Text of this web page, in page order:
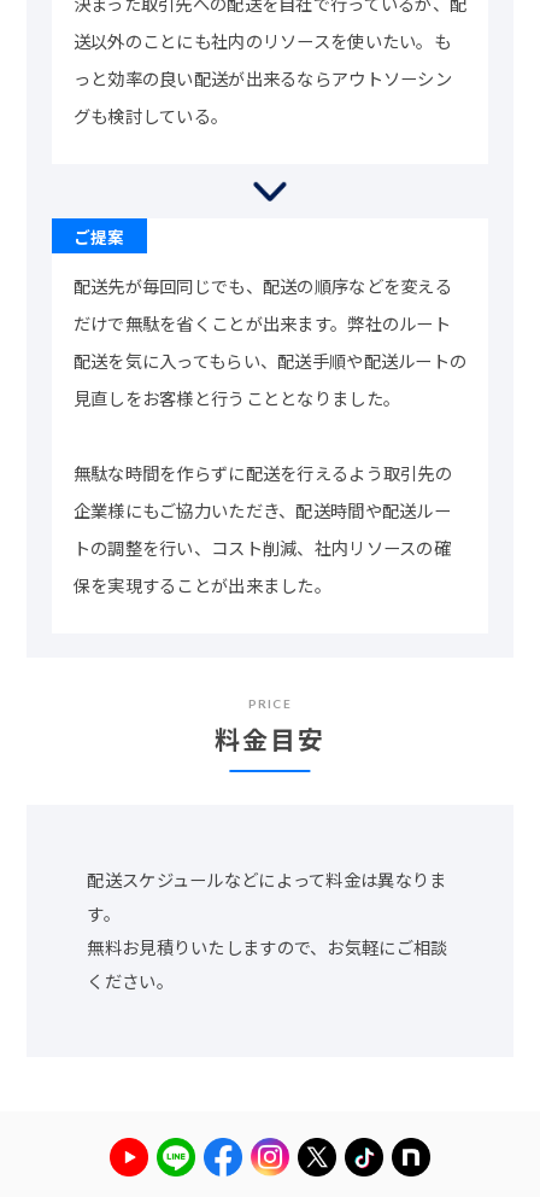
送以外のことにも社内のリソースを使いたい。も
っと効率の良い配送が出来るならアウトソーシン
グも検討している。
配送先が毎回同じでも、配送の順序などを変える
だけで無駄を省くことが出来ます。弊社のルート
配送を気に入ってもらい、配送手順や配送ルートの
見直しをお客様と行うこととなりました。
無駄な時間を作らずに配送を行えるよう取引先の
企業様にもご協力いただき、配送時間や配送ルー
トの調整を行い、コスト削減、社内リソースの確
保を実現することが出来ました。
PRICE
料金目安
配送スケジュールなどによって料金は異なりま
す。
無料お見積りいたしますので、お気軽にご相談
ください。